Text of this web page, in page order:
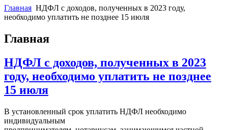
Главная НДФЛ с доходов, полученных в 2023 году,
необходимо уплатить не позднее 15 июля
Главная
НДФЛ с доходов, полученных в 2023
году, необходимо уплатить не позднее
15 июля
В установленный срок уплатить НДФЛ необходимо
индивидуальным